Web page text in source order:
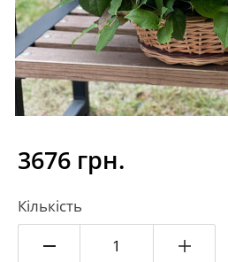
3676 грн.
Кількість